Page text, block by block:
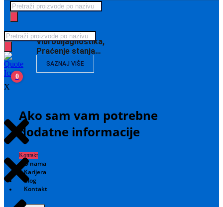
Vibrodijagnostika,
Praćenje stanja…
SAZNAJ VIŠE
Ako sam vam potrebne
dodatne informacije
Kontakt
O nama
Karijera
Blog
Kontakt
Products
search
Products
search
0
X